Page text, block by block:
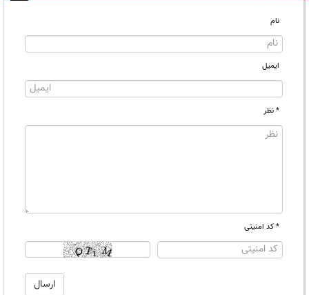
نام
ایمیل
* نظر
* کد امنیتی